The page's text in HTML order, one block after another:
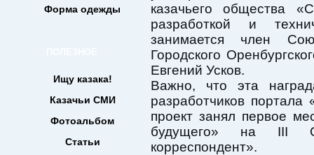
Форма одежды
Ищу казака!
Казачьи СМИ
Фотоальбом
Статьи
казачьего общества
разработкой и
занимается член
Городского
Евгений Усков.
Важно, что эта
разработчиков
проект занял первое
будущего» на III
корреспондент».